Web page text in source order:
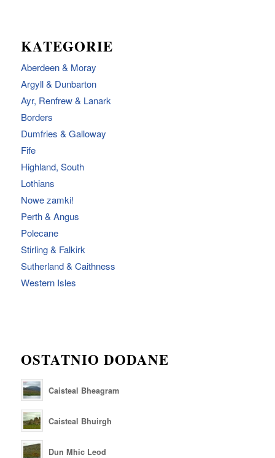
KATEGORIE
Aberdeen & Moray
Argyll & Dunbarton
Ayr, Renfrew & Lanark
Borders
Dumfries & Galloway
Fife
Highland, South
Lothians
Nowe zamki!
Perth & Angus
Polecane
Stirling & Falkirk
Sutherland & Caithness
Western Isles
OSTATNIO DODANE
Caisteal Bheagram
Caisteal Bhuirgh
Dun Mhic Leod